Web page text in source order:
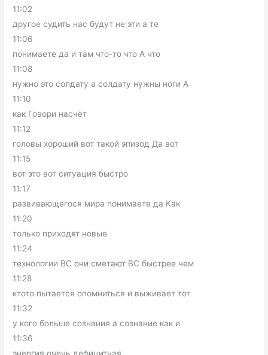
11:02
другое судить нас будут не эти а те
11:06
понимаете да и там что-то что А что
11:08
нужно это солдату а солдату нужны ноги А
11:10
как Говори насчёт
11:12
головы хороший вот такой эпизод Да вот
11:15
вот это вот ситуация быстро
11:17
развивающегося мира понимаете да Как
11:20
только приходят новые
11:24
технологии ВС они сметают ВС быстрее чем
11:28
ктото пытается опомниться и выживает тот
11:32
у кого больше сознания а сознание как и
11:36